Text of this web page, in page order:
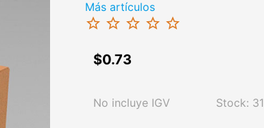
Más artículos
star_border star_border star_border star_border star_border
$0.73
No incluye IGV Stock: 31